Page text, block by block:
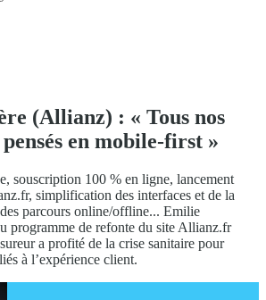
(Allianz) : « Tous nos
en mobile-first »
souscription 100 % en ligne, lancement
simplification des interfaces et de la
parcours online/offline... Emilie
programme de refonte du site Allianz.fr
a profité de la crise sanitaire pour
à l’expérience client.